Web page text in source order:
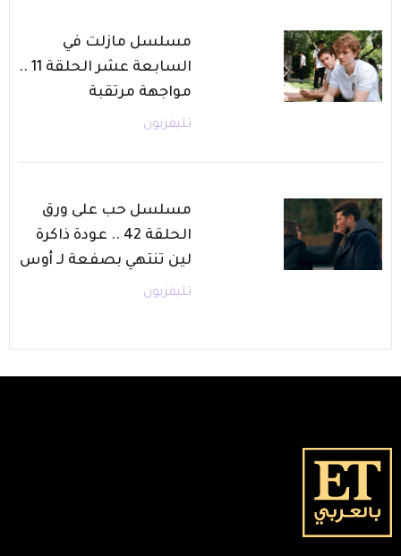
مسلسل مازلت في
السابعة عشر الحلقة 11 ..
مواجهة مرتقبة
تليفزيون
مسلسل حب على ورق
الحلقة 42 .. عودة ذاكرة
لين تنتهي بصفعة لـ أوس
تليفزيون